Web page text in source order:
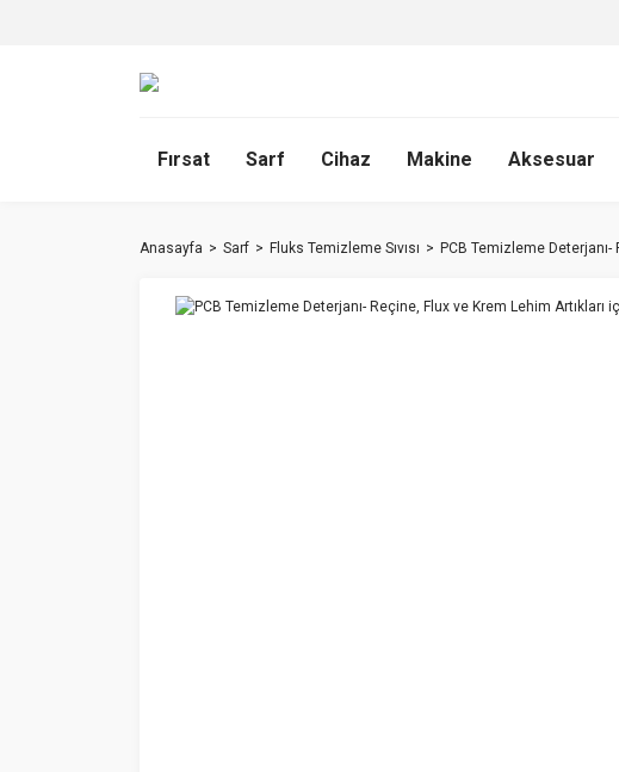
Fırsat Sarf Cihaz Makine Aksesuar
Anasayfa Sarf Fluks Temizleme Sıvısı PCB Temizleme Deterjanı-